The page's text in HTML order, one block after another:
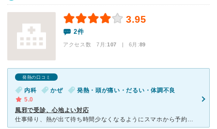
3.95
2件
アクセス数 7月:107 | 6月:89
発熱の口コミ
内科 かぜ
発熱・頭が痛い・だるい・体調不良
5.0
風邪で受診、心地よい対応
仕事帰り、熱が出て待ち時間少なくなるようにスマホから予約して、病院へ向かいました。冬場風邪が流行っている時なので、到着して予約時間になっても、待ち時間が大幅に超えました。看護師さんや、医療事務の方が、